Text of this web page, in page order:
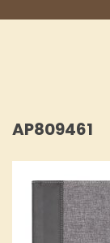
AP809461